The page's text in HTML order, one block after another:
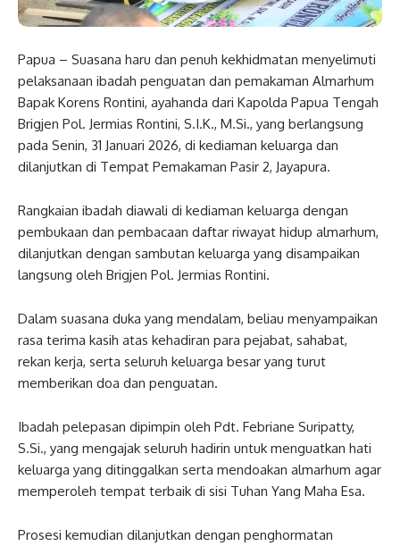
Papua – Suasana haru dan penuh kekhidmatan menyelimuti
pelaksanaan ibadah penguatan dan pemakaman Almarhum
Bapak Korens Rontini, ayahanda dari Kapolda Papua Tengah
Brigjen Pol. Jermias Rontini, S.I.K., M.Si., yang berlangsung
pada Senin, 31 Januari 2026, di kediaman keluarga dan
dilanjutkan di Tempat Pemakaman Pasir 2, Jayapura.
Rangkaian ibadah diawali di kediaman keluarga dengan
pembukaan dan pembacaan daftar riwayat hidup almarhum,
dilanjutkan dengan sambutan keluarga yang disampaikan
langsung oleh Brigjen Pol. Jermias Rontini.
Dalam suasana duka yang mendalam, beliau menyampaikan
rasa terima kasih atas kehadiran para pejabat, sahabat,
rekan kerja, serta seluruh keluarga besar yang turut
memberikan doa dan penguatan.
Ibadah pelepasan dipimpin oleh Pdt. Febriane Suripatty,
S.Si., yang mengajak seluruh hadirin untuk menguatkan hati
keluarga yang ditinggalkan serta mendoakan almarhum agar
memperoleh tempat terbaik di sisi Tuhan Yang Maha Esa.
Prosesi kemudian dilanjutkan dengan penghormatan